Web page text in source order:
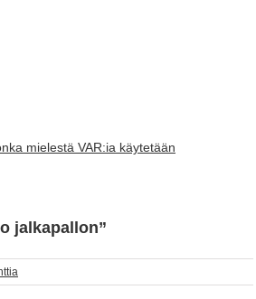
mielestä VAR:ia käytetään
jalkapallon”